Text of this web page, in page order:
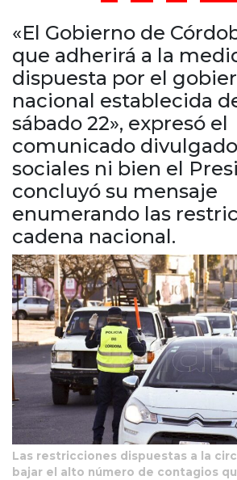
Cruz del Eje
Corredor de
La Carlota y zona
Laboulaye y sur
Bell Ville
Río Tercero
Despeñaderos
«El Gobierno de
que adherirá a la
dispuesta por el
nacional establecida
sábado 22», expresó el
comunicado
sociales ni bien el
concluyó su mensaje
enumerando las
cadena nacional.
Las restricciones dispuestas a la
bajar el alto número de contagios